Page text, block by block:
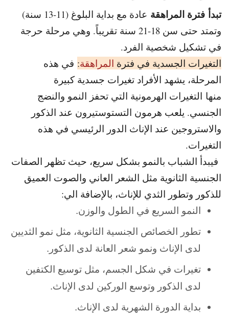
تبدأ فترة المراهقة
عادة مع بداية البلوغ (11-13 سنة)
وتمتد حتى سن 18-21 سنة تقريباً. وهي مرحلة حرجة
في تشكيل شخصية الفرد.
التغيرات الجسدية في فترة المراهقة: في هذه
المرحلة، يشهد الأفراد تغيرات جسدية كبيرة
منها التغيرات الهرمونية التي تحفز النمو والنضج
الجنسي. يلعب هرمون التستوستيرون عند الذكور
والاستروجين عند الإناث الدور الرئيسي في هذه
التغيرات.
فيبدأ الشباب بالنمو بشكل سريع، حيث تظهر الصفات
الجنسية الثانوية مثل الشعر العاني والصوت العميق
للذكور وتطور الثدي للإناث، بالإضافة الي:
النمو السريع في الطول والوزن.
تطور الخصائص الجنسية الثانوية، مثل نمو الثديين
لدى الإناث ونمو شعر العانة لدى الذكور.
تغيرات في شكل الجسم، مثل توسيع الكتفين
لدى الذكور وتوسع الوركين لدى الإناث.
بداية الدورة الشهرية لدى الإناث.